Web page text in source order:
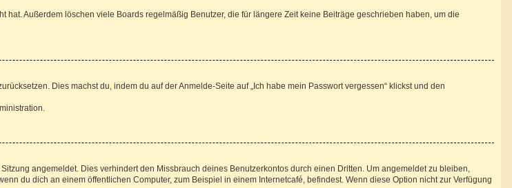
Außerdem löschen viele Boards regelmäßig Benutzer, die für längere Zeit keine Beiträge geschrieben haben, um die
Dies machst du, indem du auf der Anmelde-Seite auf „Ich habe mein Passwort vergessen“ klickst und den
angemeldet. Dies verhindert den Missbrauch deines Benutzerkontos durch einen Dritten. Um angemeldet zu bleiben,
du dich an einem öffentlichen Computer, zum Beispiel in einem Internetcafé, befindest. Wenn diese Option nicht zur Verfügung